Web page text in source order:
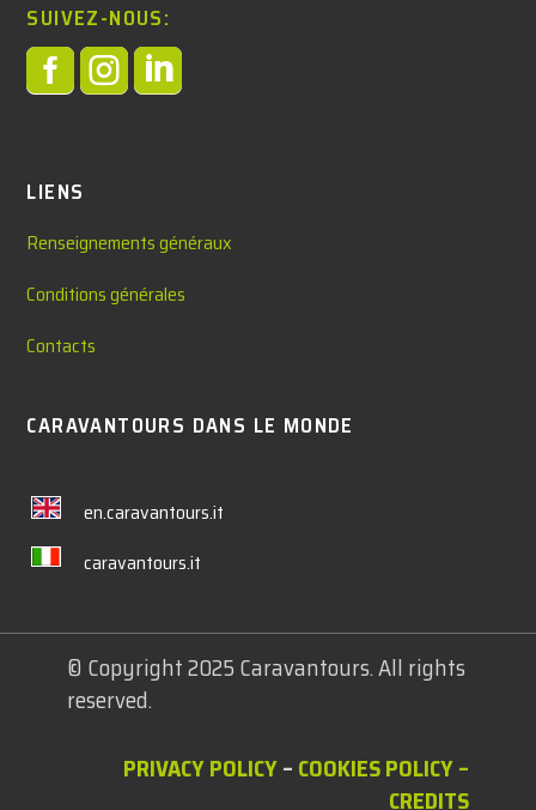
SUIVEZ-NOUS:

LIENS
Renseignements généraux
Conditions générales
Contacts
CARAVANTOURS DANS LE MONDE
en.caravantours.it
caravantours.it
© Copyright 2025 Caravantours. All rights
reserved.
PRIVACY POLICY– COOKIES POLICY–
CREDITS